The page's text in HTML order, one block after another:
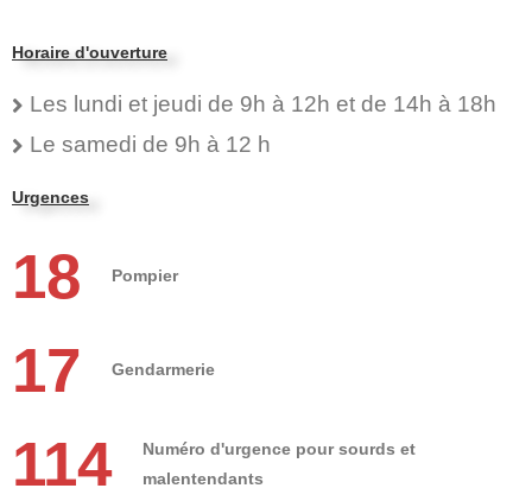
Horaire d'ouverture
Les lundi et jeudi de 9h à 12h et de 14h à 18h
Le samedi de 9h à 12 h
Urgences
18 Pompier
17 Gendarmerie
114
Numéro d'urgence pour sourds et
malentendants